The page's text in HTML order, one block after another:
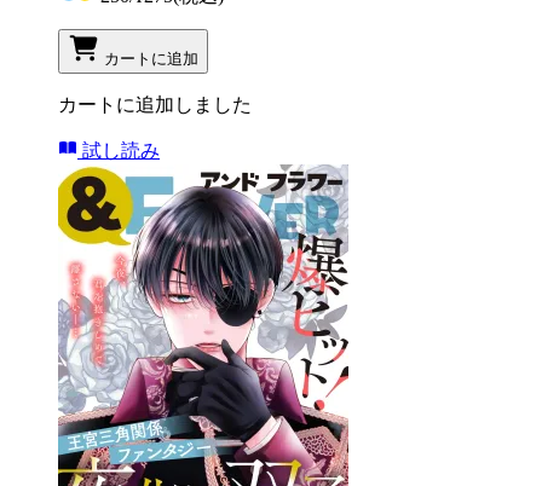
カートに追加
カートに追加しました
試し読み